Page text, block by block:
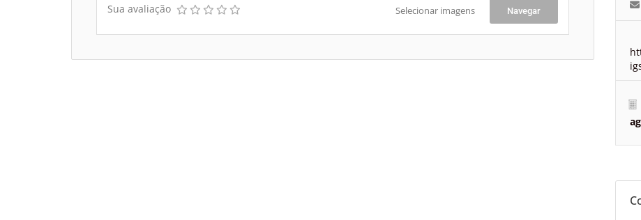
Sua avaliação Selecionar imagens Navegar